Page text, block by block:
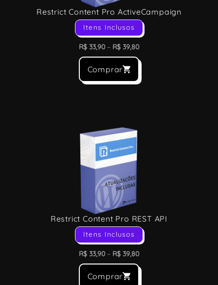
Restrict Content Pro ActiveCampaign
Itens Inclusos
R$ 33,90 – R$ 39,80
Comprar
Restrict Content Pro REST API
Itens Inclusos
R$ 33,90 – R$ 39,80
Comprar